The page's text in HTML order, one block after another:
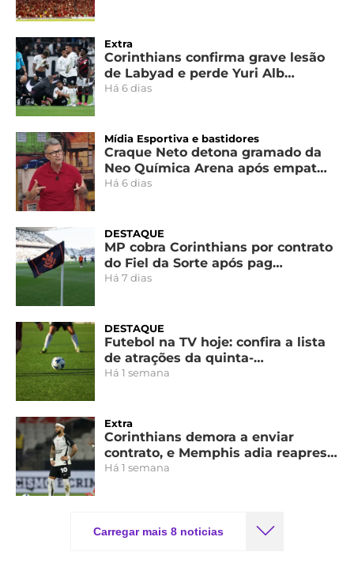
Extra
Corinthians confirma grave lesão
de Labyad e perde Yuri Alb…
Há 6 dias
Mídia Esportiva e bastidores
Craque Neto detona gramado da
Neo Química Arena após empat…
Há 6 dias
DESTAQUE
MP cobra Corinthians por contrato
do Fiel da Sorte após pag…
Há 7 dias
DESTAQUE
Futebol na TV hoje: confira a lista
de atrações da quinta-…
Há 1 semana
Extra
Corinthians demora a enviar
contrato, e Memphis adia reapres…
Há 1 semana
Carregar mais 8 noticias